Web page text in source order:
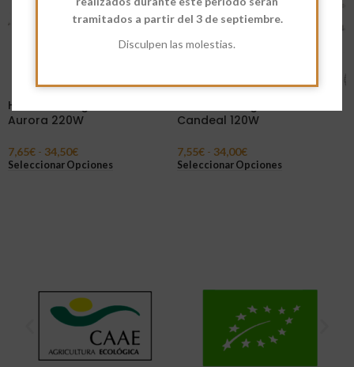
tramitados a partir del 3 de septiembre.
Disculpen las molestias.
Harina Ecológica Blanca
Aurora 220W
7,65€ - 34,50€
Seleccionar Opciones
Candeal 120W
7,55€ - 34,00€
Seleccionar Opciones